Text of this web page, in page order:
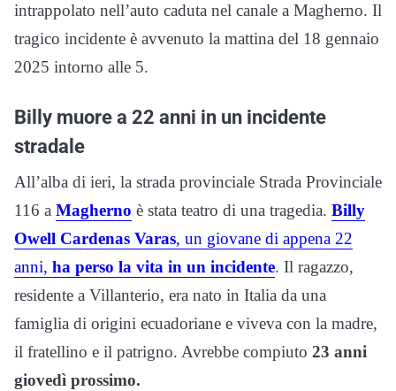
intrappolato nell’auto caduta nel canale a Magherno. Il
tragico incidente è avvenuto la mattina del 18 gennaio
2025 intorno alle 5.
Billy muore a 22 anni in un incidente
stradale
All’alba di ieri, la strada provinciale Strada Provinciale
116 a Magherno è stata teatro di una tragedia. Billy
Owell Cardenas Varas, un giovane di appena 22
anni, ha perso la vita in un incidente. Il ragazzo,
residente a Villanterio, era nato in Italia da una
famiglia di origini ecuadoriane e viveva con la madre,
il fratellino e il patrigno. Avrebbe compiuto 23 anni
giovedì prossimo.